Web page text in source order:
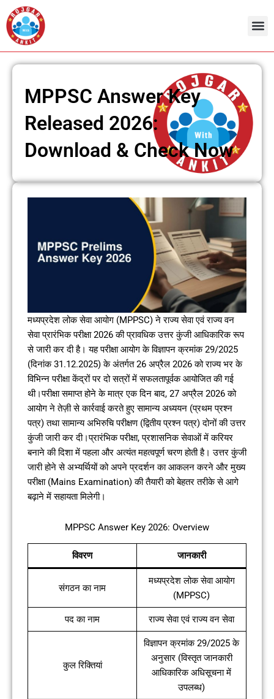
Skip
to
content
MPPSC Answer Key
Released 2026:
Download & Check Now
मध्यप्रदेश लोक सेवा आयोग (MPPSC) ने राज्य सेवा एवं राज्य वन
सेवा प्रारंभिक परीक्षा 2026 की प्रावधिक उत्तर कुंजी आधिकारिक रूप
से जारी कर दी है। यह परीक्षा आयोग के विज्ञापन क्रमांक 29/2025
(दिनांक 31.12.2025) के अंतर्गत 26 अप्रैल 2026 को राज्य भर के
विभिन्न परीक्षा केंद्रों पर दो सत्रों में सफलतापूर्वक आयोजित की गई
थी।परीक्षा समाप्त होने के मात्र एक दिन बाद, 27 अप्रैल 2026 को
आयोग ने तेज़ी से कार्रवाई करते हुए सामान्य अध्ययन (प्रथम प्रश्न
पत्र) तथा सामान्य अभिरुचि परीक्षण (द्वितीय प्रश्न पत्र) दोनों की उत्तर
कुंजी जारी कर दी।प्रारंभिक परीक्षा, प्रशासनिक सेवाओं में करियर
बनाने की दिशा में पहला और अत्यंत महत्वपूर्ण चरण होती है। उत्तर कुंजी
जारी होने से अभ्यर्थियों को अपने प्रदर्शन का आकलन करने और मुख्य
परीक्षा (Mains Examination) की तैयारी को बेहतर तरीके से आगे
बढ़ाने में सहायता मिलेगी।
MPPSC Answer Key 2026: Overview
विवरण जानकारी
संगठन का नाम
मध्यप्रदेश लोक सेवा आयोग
(MPPSC)
पद का नाम राज्य सेवा एवं राज्य वन सेवा
कुल रिक्तियां
विज्ञापन क्रमांक 29/2025 के
अनुसार (विस्तृत जानकारी
आधिकारिक अधिसूचना में
उपलब्ध)